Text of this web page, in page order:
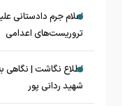
اعلام جرم دادستانی
تروریست‌های اعدامی
اطلاع نگاشت | نگاهی
شهید ردانی پور